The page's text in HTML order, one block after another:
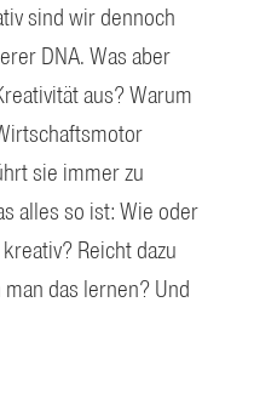
sind wir dennoch
DNA. Was aber
aus? Warum
sie immer zu
alles so ist: Wie oder
Reicht dazu
man das lernen? Und